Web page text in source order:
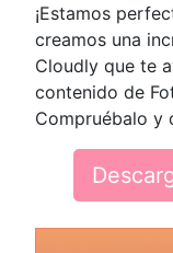
¡Estamos
creamos una
Cloudly que te
contenido de
Compruébalo y